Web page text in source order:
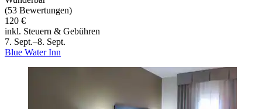
(53 Bewertungen)
120 €
inkl. Steuern & Gebühren
7. Sept.–8. Sept.
Blue Water Inn